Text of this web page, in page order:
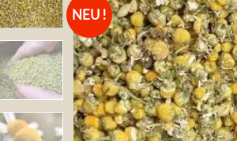
NEU !